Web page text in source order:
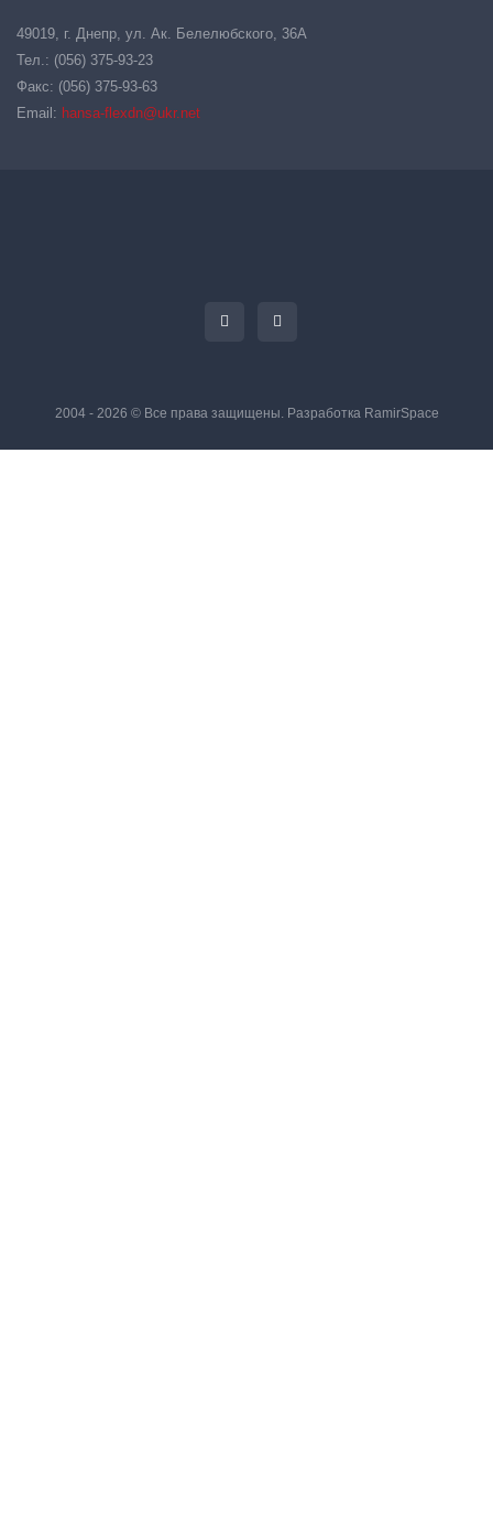
49019, г. Днепр, ул. Ак. Белелюбского, 36А
Тел.: (056) 375-93-23
Факс: (056) 375-93-63
Email: hansa-flexdn@ukr.net
2004 - 2026 © Все права защищены. Разработка RamirSpace